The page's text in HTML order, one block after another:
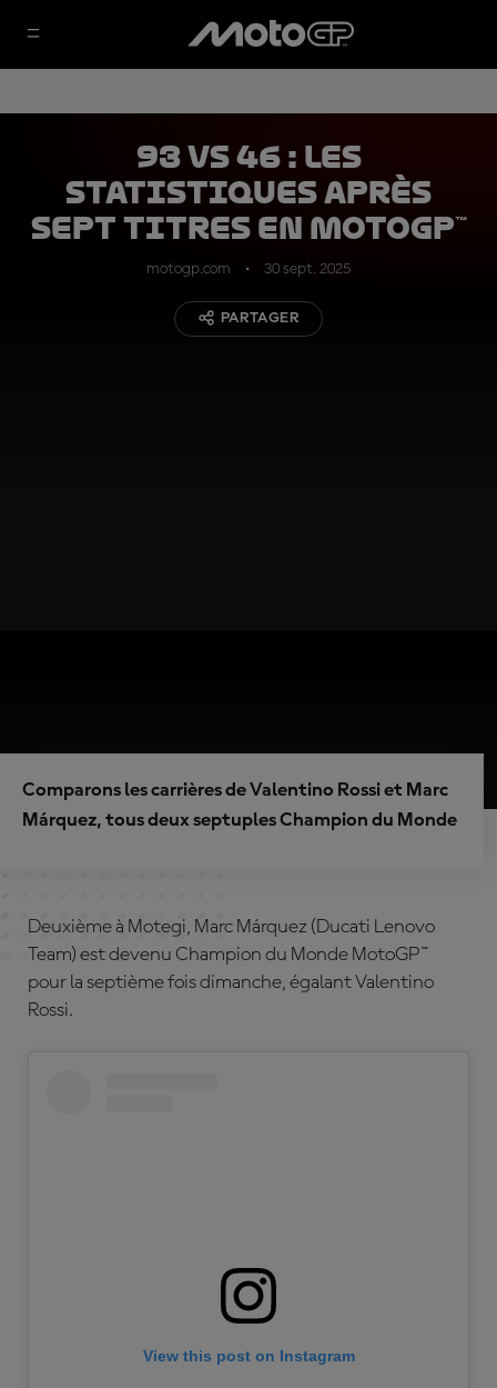
93 vs 46 : les
statistiques après
sept titres en MotoGP™
motogp.com 30 sept. 2025
PARTAGER
Comparons les carrières de Valentino Rossi et Marc
Márquez, tous deux septuples Champion du Monde
Deuxième à Motegi, Marc Márquez (Ducati Lenovo
Team) est devenu Champion du Monde MotoGP™
pour la septième fois dimanche, égalant Valentino
Rossi.
View this post on Instagram